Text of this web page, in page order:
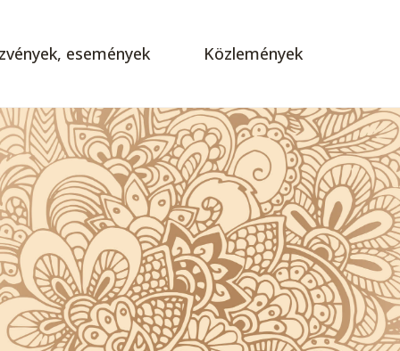
események Közlemények